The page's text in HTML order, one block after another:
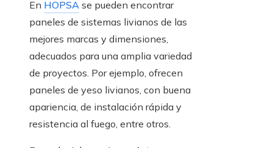
En HOPSA se pueden encontrar
paneles de sistemas livianos de las
mejores marcas y dimensiones,
adecuados para una amplia variedad
de proyectos. Por ejemplo, ofrecen
paneles de yeso livianos, con buena
apariencia, de instalación rápida y
resistencia al fuego, entre otros.